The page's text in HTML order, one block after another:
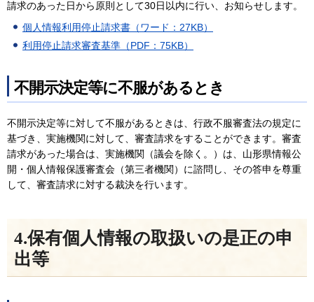
請求のあった日から原則として30日以内に行い、お知らせします。
個人情報利用停止請求書（ワード：27KB）
利用停止請求審査基準（PDF：75KB）
不開示決定等に不服があるとき
不開示決定等に対して不服があるときは、行政不服審査法の規定に
基づき、実施機関に対して、審査請求をすることができます。審査
請求があった場合は、実施機関（議会を除く。）は、山形県情報公
開・個人情報保護審査会（第三者機関）に諮問し、その答申を尊重
して、審査請求に対する裁決を行います。
4.保有個人情報の取扱いの是正の申
出等